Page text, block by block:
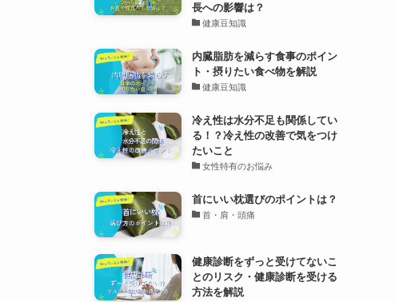
長への影響は？
健康豆知識
内臓脂肪を減らす食事のポイン
ト・摂りたい食べ物を解説
健康豆知識
冷え性は水分不足も関係してい
る！？冷え性の改善で気をつけ
たいこと
女性特有のお悩み
首にいい枕選びのポイントは？
首・肩・頭痛
健康診断をずっと受けてないこ
とのリスク・健康診断を受ける
方法を解説